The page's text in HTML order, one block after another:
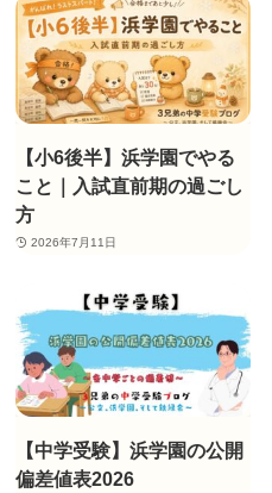
【小6後半】浜学園でやる
こと｜入試直前期の過ごし
方
2026年7月11日
【中学受験】浜学園の公開
偏差値表2026